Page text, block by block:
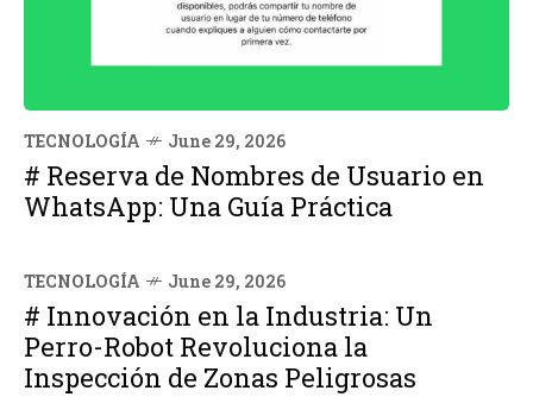
TECNOLOGÍA June 29, 2026
# Reserva de Nombres de Usuario en
WhatsApp: Una Guía Práctica
TECNOLOGÍA June 29, 2026
# Innovación en la Industria: Un
Perro-Robot Revoluciona la
Inspección de Zonas Peligrosas